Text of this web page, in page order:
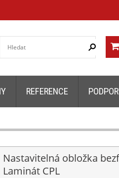
REFERENCE
Nastavitelná obložka
Laminát CPL